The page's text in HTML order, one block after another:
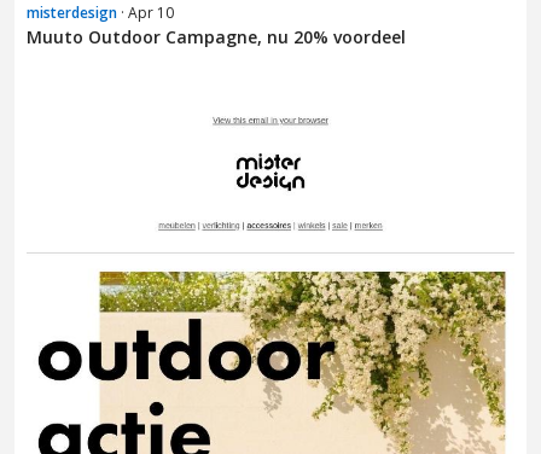
misterdesign · Apr 10
Muuto Outdoor Campagne, nu 20% voordeel